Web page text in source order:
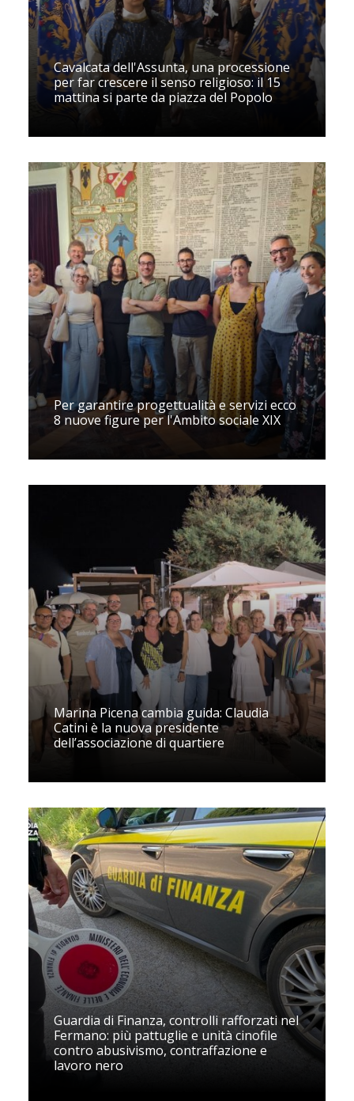
Cavalcata dell'Assunta, una processione
per far crescere il senso religioso: il 15
mattina si parte da piazza del Popolo
Per garantire progettualità e servizi ecco
8 nuove figure per l'Ambito sociale XIX
Marina Picena cambia guida: Claudia
Catini è la nuova presidente
dell’associazione di quartiere
Guardia di Finanza, controlli rafforzati nel
Fermano: più pattuglie e unità cinofile
contro abusivismo, contraffazione e
lavoro nero